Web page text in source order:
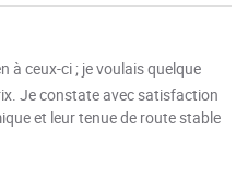
à ceux-ci ; je voulais quelque
Je constate avec satisfaction
et leur tenue de route stable